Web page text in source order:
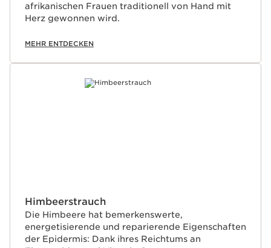
afrikanischen Frauen traditionell von Hand mit
Herz gewonnen wird.
MEHR ENTDECKEN
Himbeerstrauch
Die Himbeere hat bemerkenswerte,
energetisierende und reparierende Eigenschaften
der Epidermis: Dank ihres Reichtums an